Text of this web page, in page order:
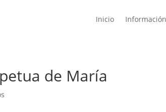
Inicio Información
de María